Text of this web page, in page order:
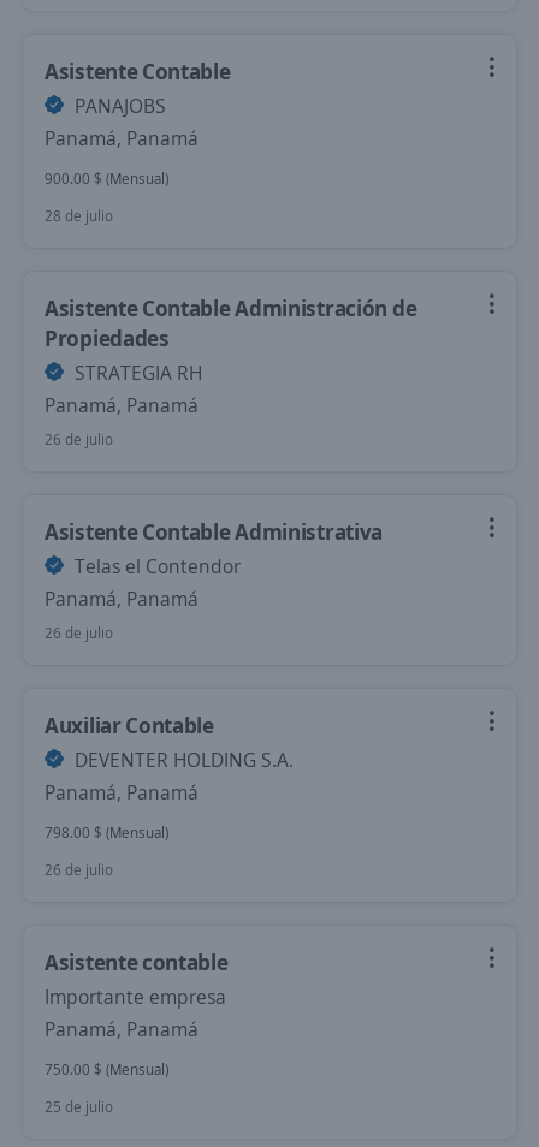
Asistente Contable
PANAJOBS
Panamá, Panamá
900.00 $ (Mensual)
28 de julio
Asistente Contable Administración de
Propiedades
STRATEGIA RH
Panamá, Panamá
26 de julio
Asistente Contable Administrativa
Telas el Contendor
Panamá, Panamá
26 de julio
Auxiliar Contable
DEVENTER HOLDING S.A.
Panamá, Panamá
798.00 $ (Mensual)
26 de julio
Asistente contable
Importante empresa
Panamá, Panamá
750.00 $ (Mensual)
25 de julio